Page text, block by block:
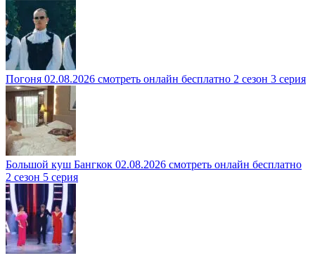
Погоня 02.08.2026 смотреть онлайн бесплатно 2 сезон 3 серия
Большой куш Бангкок 02.08.2026 смотреть онлайн бесплатно
2 сезон 5 серия